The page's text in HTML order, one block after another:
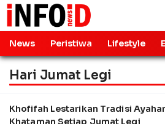
News Peristiwa Lifestyle
Hari Jumat Legi
Khofifah Lestarikan Tradisi
Khataman Setiap Jumat Legi